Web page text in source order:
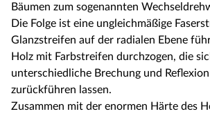
Bäumen zum sogenannten
Die Folge ist eine ungleichmäßige
Glanzstreifen auf der radialen Ebene
Holz mit Farbstreifen durchzogen, die
unterschiedliche Brechung und
zurückführen lassen.
Zusammen mit der enormen Härte des